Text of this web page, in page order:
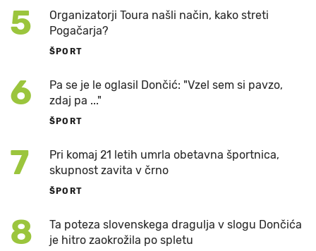
5
Organizatorji Toura našli način, kako streti
Pogačarja?
ŠPORT
6
Pa se je le oglasil Dončić: "Vzel sem si pavzo,
zdaj pa ..."
ŠPORT
7
Pri komaj 21 letih umrla obetavna športnica,
skupnost zavita v črno
ŠPORT
8
Ta poteza slovenskega dragulja v slogu Dončića
je hitro zaokrožila po spletu